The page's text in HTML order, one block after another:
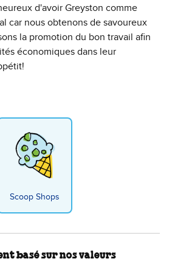
d'avoir Greyston comme
car nous obtenons de savoureux
la promotion du bon travail afin
économiques dans leur
Scoop Shops
basé sur nos valeurs